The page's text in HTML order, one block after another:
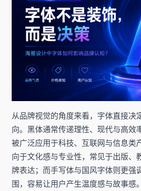
从品牌视觉的角度来看，字体直接决
向。黑体通常传递理性、现代与高效
被广泛应用于科技、互联网与信息类
向于文化感与专业性，常见于出版、
牌表达；而手写体与国风字体则更强
围，容易让用户产生温度感与故事感